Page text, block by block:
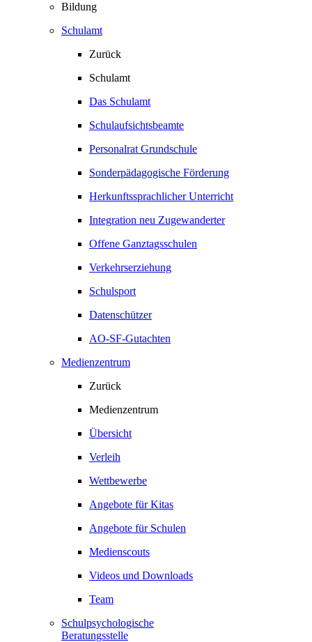
Bildung
Schulamt
Zurück
Schulamt
Das Schulamt
Schulaufsichtsbeamte
Personalrat Grundschule
Sonderpädagogische Förderung
Herkunftssprachlicher Unterricht
Integration neu Zugewanderter
Offene Ganztagsschulen
Verkehrserziehung
Schulsport
Datenschützer
AO-SF-Gutachten
Medienzentrum
Zurück
Medienzentrum
Übersicht
Verleih
Wettbewerbe
Angebote für Kitas
Angebote für Schulen
Medienscouts
Videos und Downloads
Team
Schulpsychologische
Beratungsstelle